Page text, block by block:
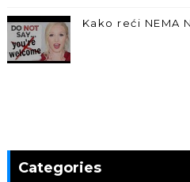
Kako reći NEMA
Categories